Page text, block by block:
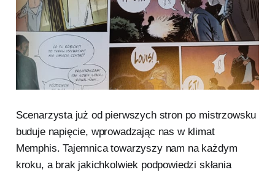
Scenarzysta już od pierwszych stron po mistrzowsku
buduje napięcie, wprowadzając nas w klimat
Memphis. Tajemnica towarzyszy nam na każdym
kroku, a brak jakichkolwiek podpowiedzi skłania